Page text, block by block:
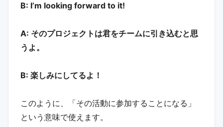
B: I’m looking forward to it!
A: そのプロジェクトは君をチームに引き込むと思
うよ。
B: 楽しみにしてるよ！
このように、「その活動に参加することになる」
という意味で使えます。